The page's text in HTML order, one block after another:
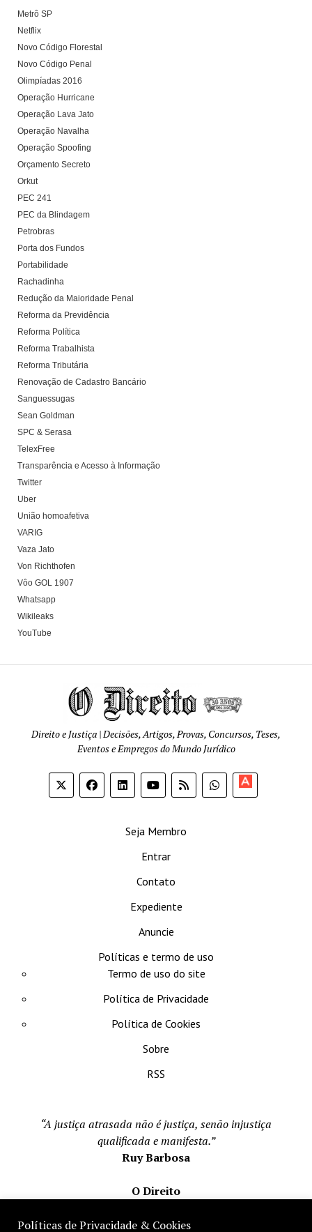
Metrô SP
Netflix
Novo Código Florestal
Novo Código Penal
Olimpíadas 2016
Operação Hurricane
Operação Lava Jato
Operação Navalha
Operação Spoofing
Orçamento Secreto
Orkut
PEC 241
PEC da Blindagem
Petrobras
Porta dos Fundos
Portabilidade
Rachadinha
Redução da Maioridade Penal
Reforma da Previdência
Reforma Política
Reforma Trabalhista
Reforma Tributária
Renovação de Cadastro Bancário
Sanguessugas
Sean Goldman
SPC & Serasa
TelexFree
Transparência e Acesso à Informação
Twitter
Uber
União homoafetiva
VARIG
Vaza Jato
Von Richthofen
Vôo GOL 1907
Whatsapp
Wikileaks
YouTube
Direito e Justiça | Decisões, Artigos, Provas, Concursos, Teses,
Eventos e Empregos do Mundo Jurídico
Seja Membro
Entrar
Contato
Expediente
Anuncie
Políticas e termo de uso
Termo de uso do site
Política de Privacidade
Política de Cookies
Sobre
RSS
“A justiça atrasada não é justiça, senão injustiça
qualificada e manifesta.”
Ruy Barbosa
O Direito
Políticas de Privacidade & Cookies